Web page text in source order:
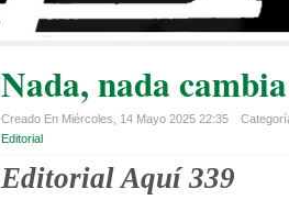
Nada, nada cambia
Creado En Miércoles, 14 Mayo 2025 22:35
Editorial
Editorial Aquí 339